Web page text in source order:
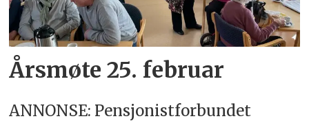
Årsmøte 25. februar
ANNONSE: Pensjonistforbundet